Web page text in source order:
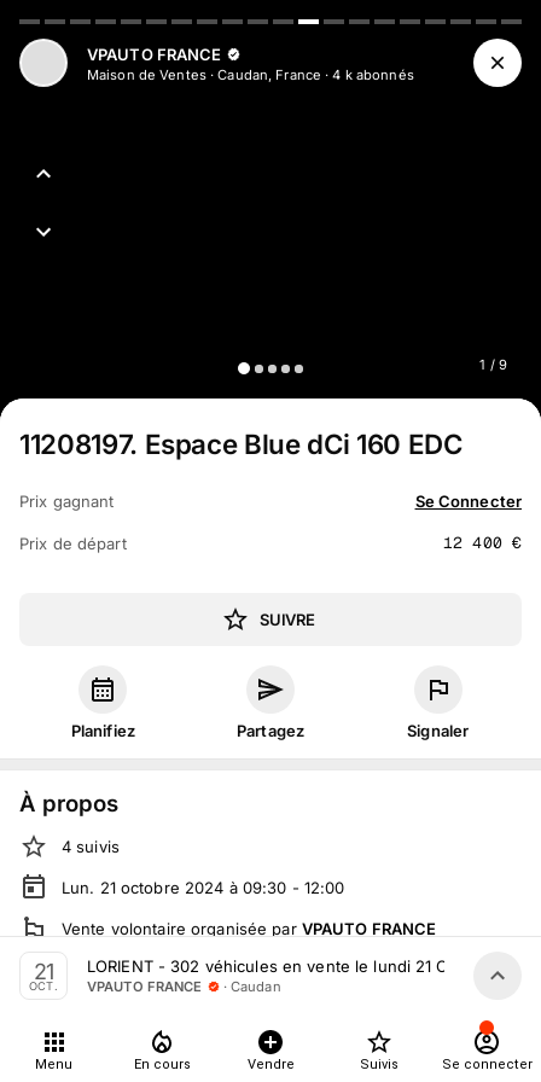
1 / 9
VPAUTO FRANCE
Maison de Ventes·Caudan, France ·4 kabonnés
11208197. Espace Blue dCi 160 EDC
Prix gagnant Se Connecter
Prix de départ 12 400 €
SUIVRE
Planifiez Partagez Signaler
À propos
4 suivis
Lun. 21 octobre 2024 à 09:30 - 12:00
Vente volontaire organisée par VPAUTO FRANCE
En salle :277 Rue de Kerpont, 56850 Caudan, France
Tout le monde peut participer
21
OCT.
LORIENT - 302 véhicules en vente le lundi 21 Octobre
VPAUTO FRANCE · Caudan
Menu En cours Vendre Suivis Se connecter